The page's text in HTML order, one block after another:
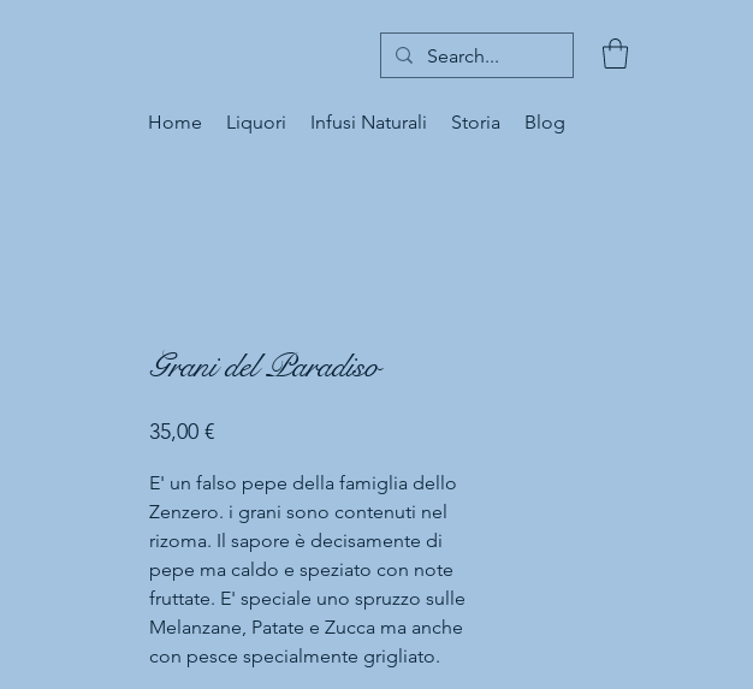
Home Liquori Infusi Naturali Storia Blog
Grani del Paradiso
35,00 €Prezzo
E' un falso pepe della famiglia dello
Zenzero. i grani sono contenuti nel
rizoma. Il sapore è decisamente di
pepe ma caldo e speziato con note
fruttate. E' speciale uno spruzzo sulle
Melanzane, Patate e Zucca ma anche
con pesce specialmente grigliato.